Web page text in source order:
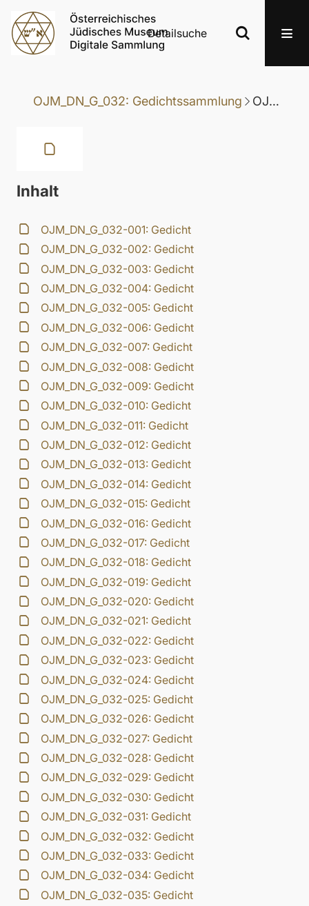
Detailsuche
OJM_DN_G_032: Gedichtssammlung OJM_DN_G_032-119: Gedicht
Inhalt
OJM_DN_G_032-001: Gedicht
OJM_DN_G_032-002: Gedicht
OJM_DN_G_032-003: Gedicht
OJM_DN_G_032-004: Gedicht
OJM_DN_G_032-005: Gedicht
OJM_DN_G_032-006: Gedicht
OJM_DN_G_032-007: Gedicht
OJM_DN_G_032-008: Gedicht
OJM_DN_G_032-009: Gedicht
OJM_DN_G_032-010: Gedicht
OJM_DN_G_032-011: Gedicht
OJM_DN_G_032-012: Gedicht
OJM_DN_G_032-013: Gedicht
OJM_DN_G_032-014: Gedicht
OJM_DN_G_032-015: Gedicht
OJM_DN_G_032-016: Gedicht
OJM_DN_G_032-017: Gedicht
OJM_DN_G_032-018: Gedicht
OJM_DN_G_032-019: Gedicht
OJM_DN_G_032-020: Gedicht
OJM_DN_G_032-021: Gedicht
OJM_DN_G_032-022: Gedicht
OJM_DN_G_032-023: Gedicht
OJM_DN_G_032-024: Gedicht
OJM_DN_G_032-025: Gedicht
OJM_DN_G_032-026: Gedicht
OJM_DN_G_032-027: Gedicht
OJM_DN_G_032-028: Gedicht
OJM_DN_G_032-029: Gedicht
OJM_DN_G_032-030: Gedicht
OJM_DN_G_032-031: Gedicht
OJM_DN_G_032-032: Gedicht
OJM_DN_G_032-033: Gedicht
OJM_DN_G_032-034: Gedicht
OJM_DN_G_032-035: Gedicht